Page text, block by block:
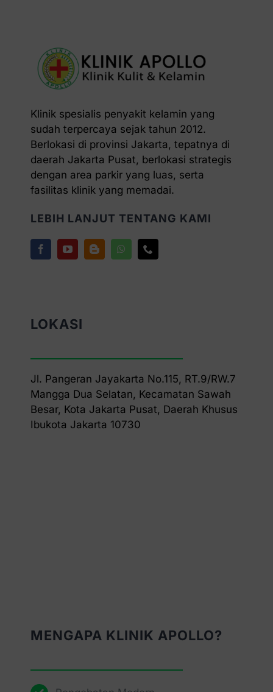
Klinik spesialis penyakit kelamin yang
sudah terpercaya sejak tahun 2012.
Berlokasi di provinsi Jakarta, tepatnya di
daerah Jakarta Pusat, berlokasi strategis
dengan area parkir yang luas, serta
fasilitas klinik yang memadai.
LEBIH LANJUT TENTANG KAMI
LOKASI
Jl. Pangeran Jayakarta No.115, RT.9/RW.7
Mangga Dua Selatan, Kecamatan Sawah
Besar, Kota Jakarta Pusat, Daerah Khusus
Ibukota Jakarta 10730
MENGAPA KLINIK APOLLO?